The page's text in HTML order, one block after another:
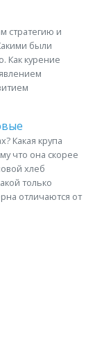
стратегию и
были
Как курение
Какая крупа
что она скорее
хлеб
только
отличаются от